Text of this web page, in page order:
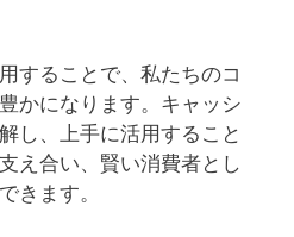
することで、私たちのコ
かになります。キャッシ
し、上手に活用すること
え合い、賢い消費者とし
きます。